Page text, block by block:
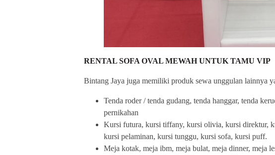
RENTAL SOFA OVAL MEWAH UNTUK TAMU VIP
Bintang Jaya juga memiliki produk sewa unggulan lainnya
Tenda roder / tenda gudang, tenda hanggar, tenda
pernikahan
Kursi futura, kursi tiffany, kursi olivia, kursi direktur,
kursi pelaminan, kursi tunggu, kursi sofa, kursi puff.
Meja kotak, meja ibm, meja bulat, meja dinner, meja